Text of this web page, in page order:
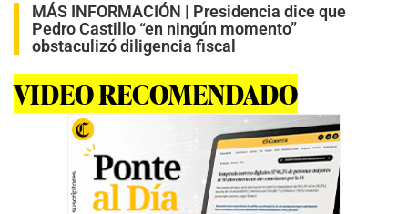
MÁS INFORMACIÓN | Presidencia dice que
Pedro Castillo “en ningún momento”
obstaculizó diligencia fiscal
VIDEO RECOMENDADO